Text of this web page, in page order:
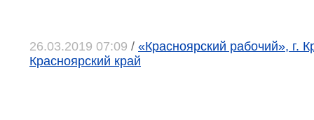
26.03.2019 07:09 / «Красноярский рабочий», г.
Красноярский край